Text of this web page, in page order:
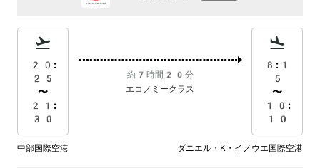
20:
25
〜
21:
30
約7時間20分
エコノミークラス
8:1
5
〜
10:
10
中部国際空港 ダニエル・K・イノウエ国際空港